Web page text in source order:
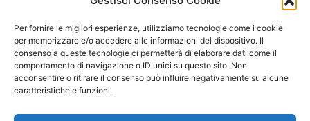
Per fornire le migliori esperienze, utilizziamo tecnologie come i cookie
per memorizzare e/o accedere alle informazioni del dispositivo. Il
consenso a queste tecnologie ci permetterà di elaborare dati come il
comportamento di navigazione o ID unici su questo sito. Non
acconsentire o ritirare il consenso può influire negativamente su alcune
caratteristiche e funzioni.